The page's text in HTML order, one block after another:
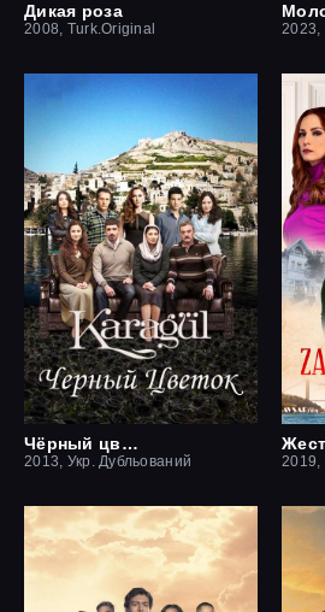
Дикая роза
2008, Turk.Original 2023,
Чёрный цветок / Чёрная роза
2013, Укр. Дубльований 2019,